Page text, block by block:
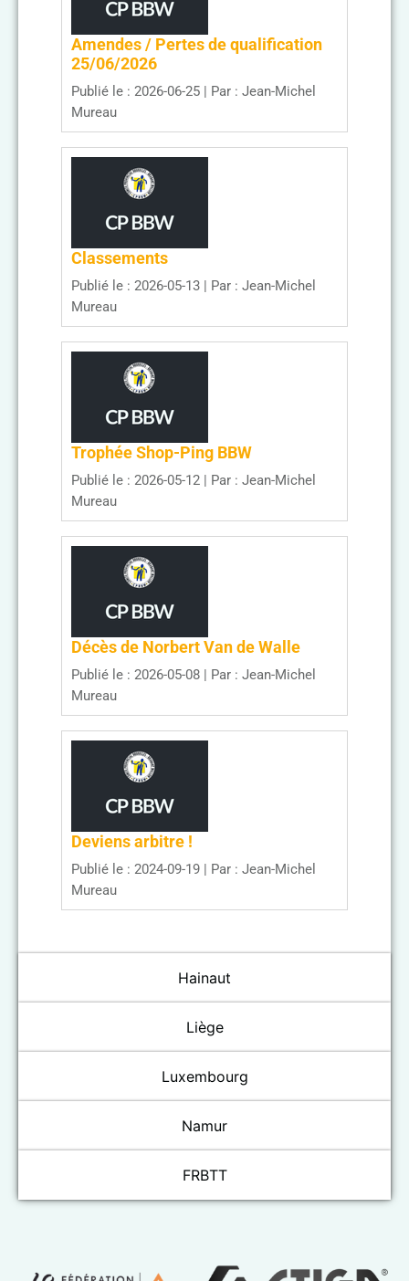
Hainaut
Liège
Luxembourg
Namur
FRBTT
Amendes / Pertes de qualification
25/06/2026
Publié le : 2026-06-25
Par : Jean-Michel
Mureau
Classements
Publié le : 2026-05-13
Par : Jean-Michel
Mureau
Trophée Shop-Ping BBW
Publié le : 2026-05-12
Par : Jean-Michel
Mureau
Décès de Norbert Van de Walle
Publié le : 2026-05-08
Par : Jean-Michel
Mureau
Deviens arbitre !
Publié le : 2024-09-19
Par : Jean-Michel
Mureau